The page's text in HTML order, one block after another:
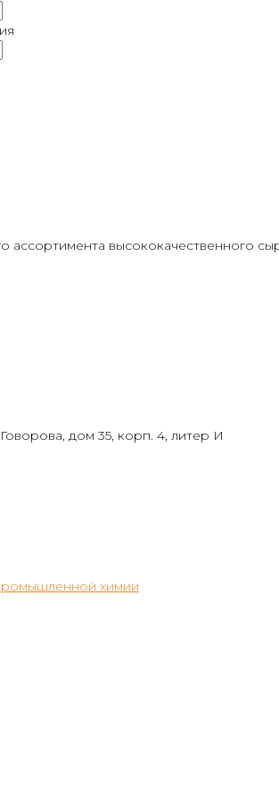
высококачественного
дом 35, корп. 4, литер И
химии